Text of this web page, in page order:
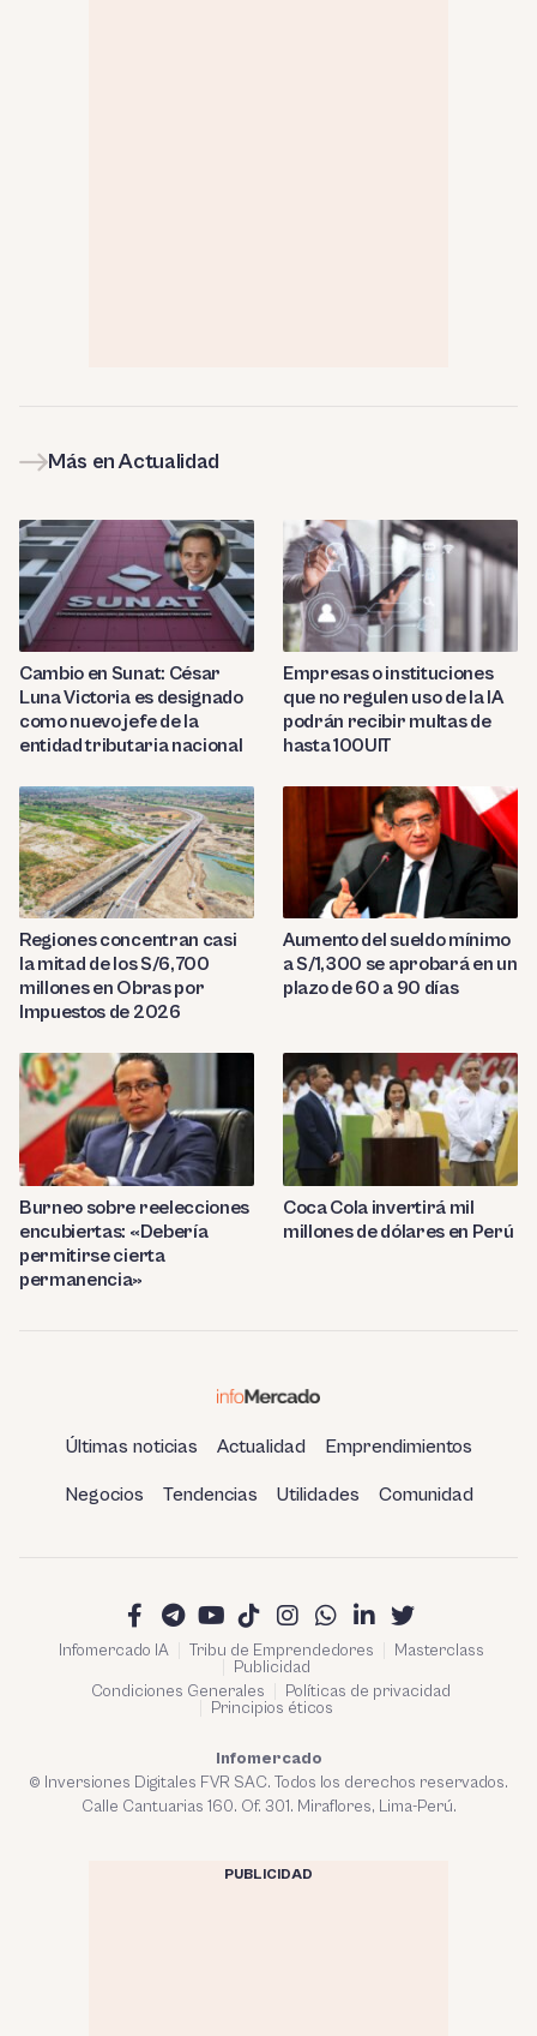
Más en Actualidad
Cambio en Sunat: César
Luna Victoria es designado
como nuevo jefe de la
entidad tributaria nacional
Empresas o instituciones
que no regulen uso de la IA
podrán recibir multas de
hasta 100UIT
Regiones concentran casi
la mitad de los S/6,700
millones en Obras por
Impuestos de 2026
Aumento del sueldo mínimo
a S/1,300 se aprobará en un
plazo de 60 a 90 días
Burneo sobre reelecciones
encubiertas: «Debería
permitirse cierta
permanencia»
Coca Cola invertirá mil
millones de dólares en Perú
Últimas noticias Actualidad Emprendimientos
Negocios Tendencias Utilidades Comunidad
Infomercado IA Tribu de Emprendedores
Masterclass
Publicidad
Condiciones Generales
Políticas de privacidad
Principios éticos
Infomercado
© Inversiones Digitales FVR SAC. Todos los derechos reservados.
Calle Cantuarias 160. Of. 301. Miraflores, Lima-Perú.
PUBLICIDAD